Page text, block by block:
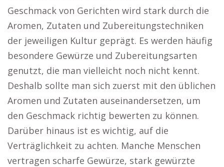
Geschmack von Gerichten wird stark durch die
Aromen, Zutaten und Zubereitungstechniken
der jeweiligen Kultur geprägt. Es werden häufig
besondere Gewürze und Zubereitungsarten
genutzt, die man vielleicht noch nicht kennt.
Deshalb sollte man sich zuerst mit den üblichen
Aromen und Zutaten auseinandersetzen, um
den Geschmack richtig bewerten zu können.
Darüber hinaus ist es wichtig, auf die
Verträglichkeit zu achten. Manche Menschen
vertragen scharfe Gewürze, stark gewürzte